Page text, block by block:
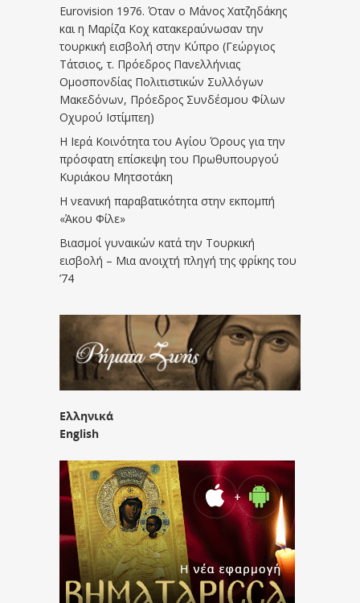
Eurovision 1976. Όταν ο Μάνος Χατζηδάκης
και η Μαρίζα Κοχ κατακεραύνωσαν την
τουρκική εισβολή στην Κύπρο (Γεώργιος
Τάτσιος, τ. Πρόεδρος Πανελλήνιας
Ομοσπονδίας Πολιτιστικών Συλλόγων
Μακεδόνων, Πρόεδρος Συνδέσμου Φίλων
Οχυρού Ιστίμπεη)
Η Ιερά Κοινότητα του Αγίου Όρους για την
πρόσφατη επίσκεψη του Πρωθυπουργού
Κυριάκου Μητσοτάκη
Η νεανική παραβατικότητα στην εκπομπή
«Άκου Φίλε»
Βιασμοί γυναικών κατά την Τουρκική
εισβολή – Μια ανοιχτή πληγή της φρίκης του
’74
Ελληνικά
English